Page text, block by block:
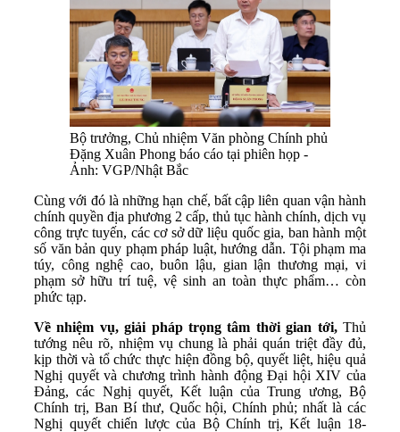
Bộ trưởng, Chủ nhiệm Văn phòng Chính phủ
Đặng Xuân Phong báo cáo tại phiên họp -
Ảnh: VGP/Nhật Bắc
Cùng với đó là những hạn chế, bất cập liên quan vận hành
chính quyền địa phương 2 cấp, thủ tục hành chính, dịch vụ
công trực tuyến, các cơ sở dữ liệu quốc gia, ban hành một
số văn bản quy phạm pháp luật, hướng dẫn. Tội phạm ma
túy, công nghệ cao, buôn lậu, gian lận thương mại, vi
phạm sở hữu trí tuệ, vệ sinh an toàn thực phẩm… còn
phức tạp.
Về nhiệm vụ, giải pháp trọng tâm thời gian tới,Thủ
tướng nêu rõ, nhiệm vụ chung là phải quán triệt đầy đủ,
kịp thời và tổ chức thực hiện đồng bộ, quyết liệt, hiệu quả
Nghị quyết và chương trình hành động Đại hội XIV của
Đảng, các Nghị quyết, Kết luận của Trung ương, Bộ
Chính trị, Ban Bí thư, Quốc hội, Chính phủ; nhất là các
Nghị quyết chiến lược của Bộ Chính trị, Kết luận 18-